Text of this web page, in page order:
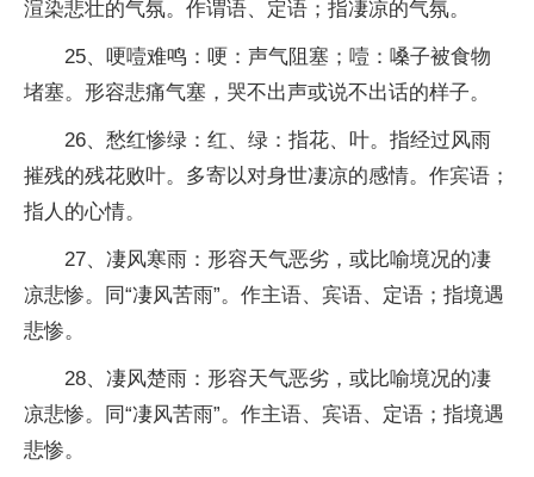
渲染悲壮的气氛。作谓语、定语；指凄凉的气氛。
25、哽噎难鸣：哽：声气阻塞；噎：嗓子被食物
堵塞。形容悲痛气塞，哭不出声或说不出话的样子。
26、愁红惨绿：红、绿：指花、叶。指经过风雨
摧残的残花败叶。多寄以对身世凄凉的感情。作宾语；
指人的心情。
27、凄风寒雨：形容天气恶劣，或比喻境况的凄
凉悲惨。同“凄风苦雨”。作主语、宾语、定语；指境遇
悲惨。
28、凄风楚雨：形容天气恶劣，或比喻境况的凄
凉悲惨。同“凄风苦雨”。作主语、宾语、定语；指境遇
悲惨。